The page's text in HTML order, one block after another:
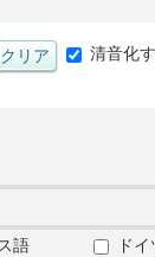
清音化
語 ド